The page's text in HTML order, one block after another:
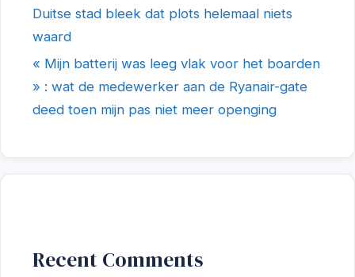
Duitse stad bleek dat plots helemaal niets
waard
« Mijn batterij was leeg vlak voor het boarden
» : wat de medewerker aan de Ryanair-gate
deed toen mijn pas niet meer openging
Recent Comments